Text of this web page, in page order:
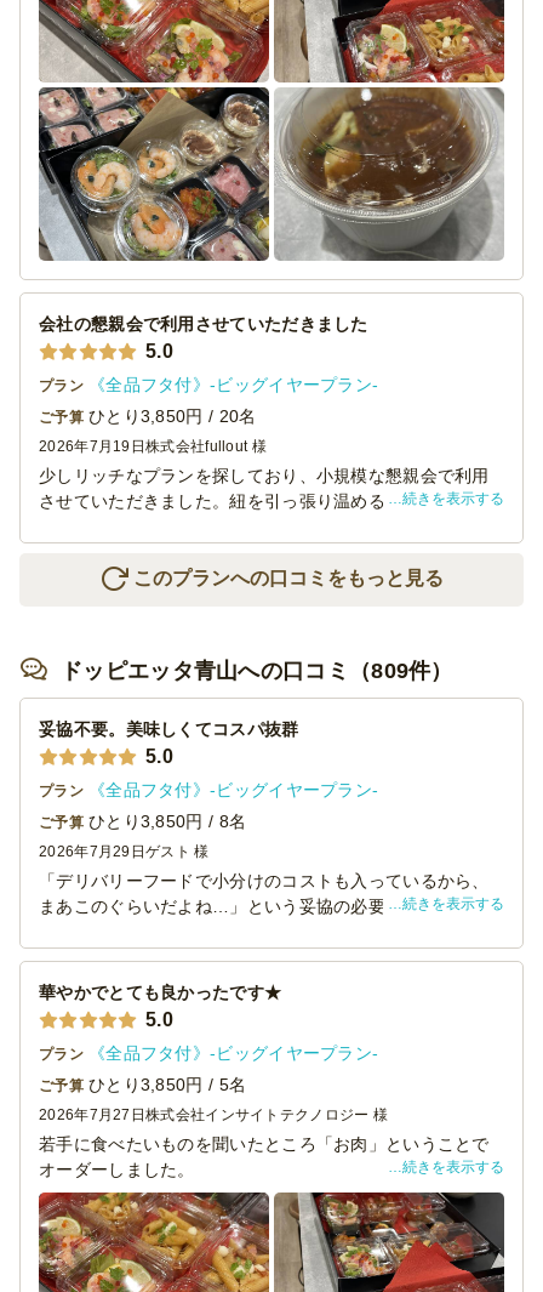
昨年は和食の有名店で頼んだのですが、中には若者ウケし
ないものも多く・・
今年は多いかなと思うくらい注文したのですが、あっとい
う間になくなってしまいました！
ビーフシチューは紐を引くと温まる方式でとても楽。
プチデザートも良い！
また次回頼もうと思いました！
会社の懇親会で利用させていただきました
5.0
プラン 《全品フタ付》-ビッグイヤープラン-
ご予算 ひとり3,850円 / 20名
2026年7月19日株式会社fullout 様
少しリッチなプランを探しており、小規模な懇親会で利用
させていただきました。紐を引っ張り温めるタイプの容器
続きを表示する
このプランへの口コミをもっと見る
ドッピエッタ青山への口コミ（809件）
妥協不要。美味しくてコスパ抜群
5.0
プラン 《全品フタ付》-ビッグイヤープラン-
ご予算 ひとり3,850円 / 8名
2026年7月29日ゲスト 様
「デリバリーフードで小分けのコストも入っているから、
まあこのぐらいだよね…」という妥協の必要がありませ
お味も良くボリュームもあり普段から美味しいものを食べ
慣れている女性陣から「美味しかった！大満足」と褒めら
れました。
有名レストランがデリバリーメニューを始めたのかと勘違
いされたかたもいらっしゃるぐらい。
またこのような機会に利用させていただきます。
続きを表示する
華やかでとても良かったです★
5.0
プラン 《全品フタ付》-ビッグイヤープラン-
ご予算 ひとり3,850円 / 5名
2026年7月27日株式会社インサイトテクノロジー 様
若手に食べたいものを聞いたところ「お肉」ということで
オーダーしました。
これ以外に他店さんも利用して、バラエティに富んだ内容
にしました。
こちらのケータリングは華やかでどれもおいしかったで
す！
続きを表示する